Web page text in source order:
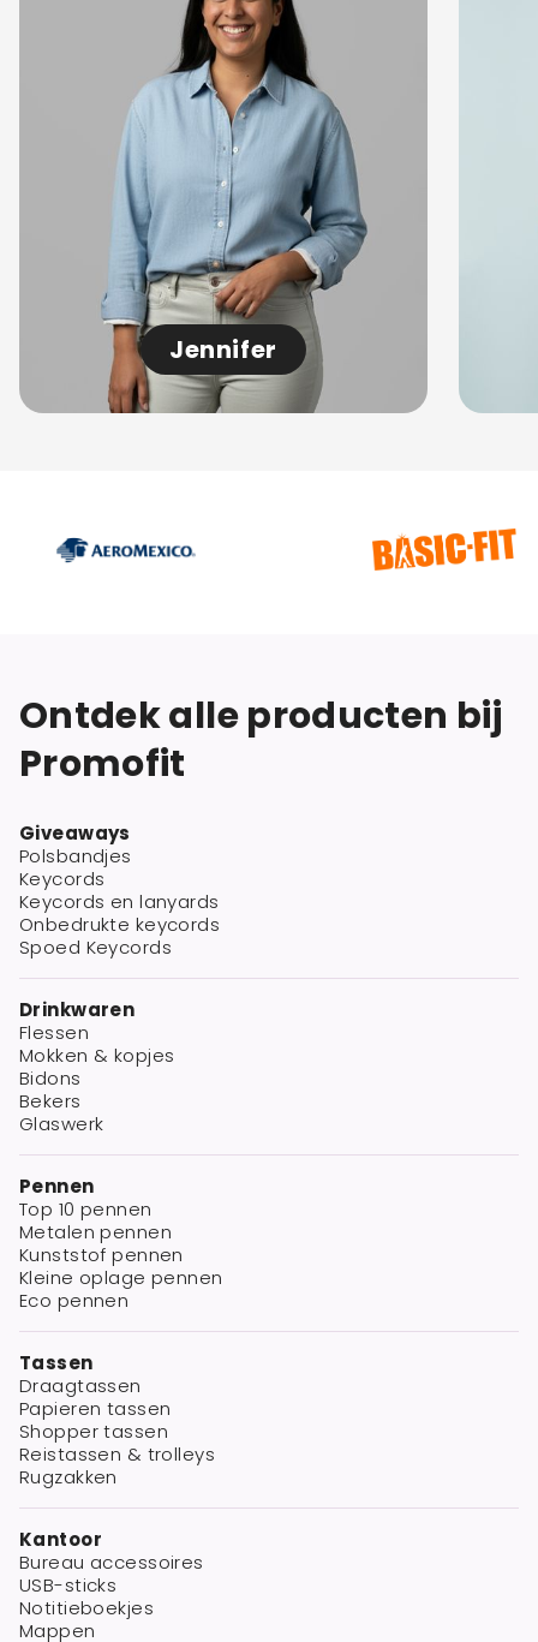
Jennifer
Ontdek alle producten bij
Promofit
Giveaways
Polsbandjes
Keycords
Keycords en lanyards
Onbedrukte keycords
Spoed Keycords
Drinkwaren
Flessen
Mokken & kopjes
Bidons
Bekers
Glaswerk
Pennen
Top 10 pennen
Metalen pennen
Kunststof pennen
Kleine oplage pennen
Eco pennen
Tassen
Draagtassen
Papieren tassen
Shopper tassen
Reistassen & trolleys
Rugzakken
Kantoor
Bureau accessoires
USB-sticks
Notitieboekjes
Mappen